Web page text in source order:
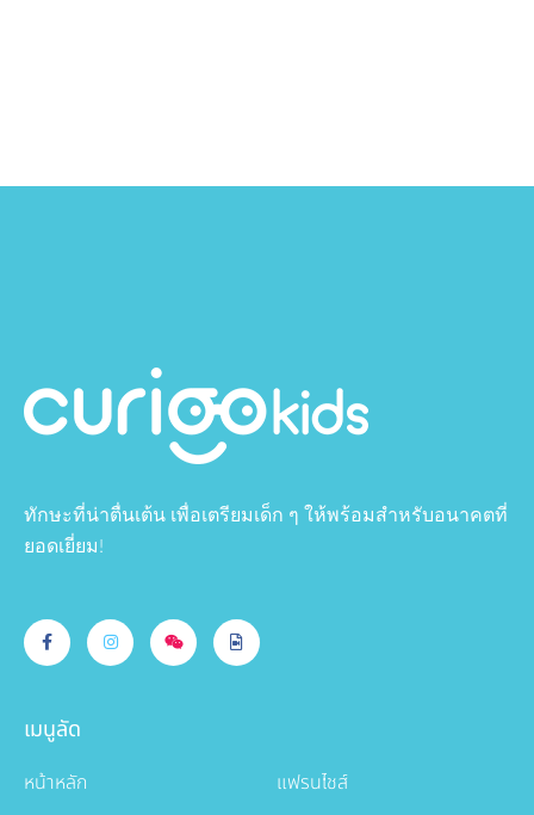
ทักษะที่น่าตื่นเต้น เพื่อเตรียมเด็ก ๆ ให้พร้อมสำหรับอนาคตที่
ยอดเยี่ยม!
เมนูลัด
หน้าหลัก
แฟรนไชส์